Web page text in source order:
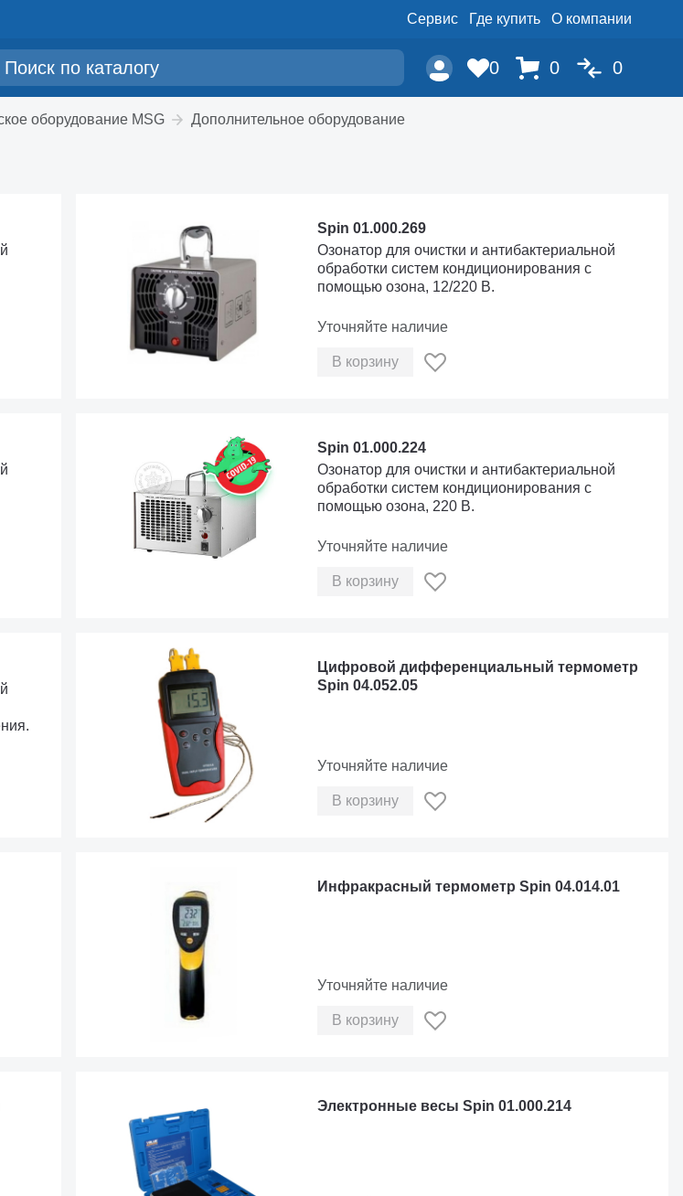
Сервис Где купить О компании
0 0 0
оборудование MSG Дополнительное оборудование
Spin 01.000.269
Озонатор для очистки и антибактериальной
обработки систем кондиционирования с
помощью озона, 12/220 В.
Уточняйте наличие
В корзину
Spin 01.000.224
Озонатор для очистки и антибактериальной
обработки систем кондиционирования с
помощью озона, 220 В.
Уточняйте наличие
В корзину
Цифровой дифференциальный термометр
Spin 04.052.05
Уточняйте наличие
В корзину
Инфракрасный термометр Spin 04.014.01
Уточняйте наличие
В корзину
Электронные весы Spin 01.000.214